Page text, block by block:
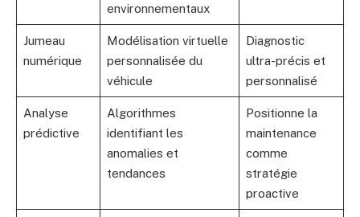
environnementaux
Jumeau
numérique
Modélisation virtuelle
personnalisée du
véhicule
Diagnostic
ultra-précis et
personnalisé
Analyse
prédictive
Algorithmes
identifiant les
anomalies et
tendances
Positionne la
maintenance
comme
stratégie
proactive